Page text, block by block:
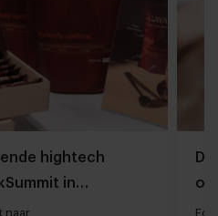
hightech
in
naar